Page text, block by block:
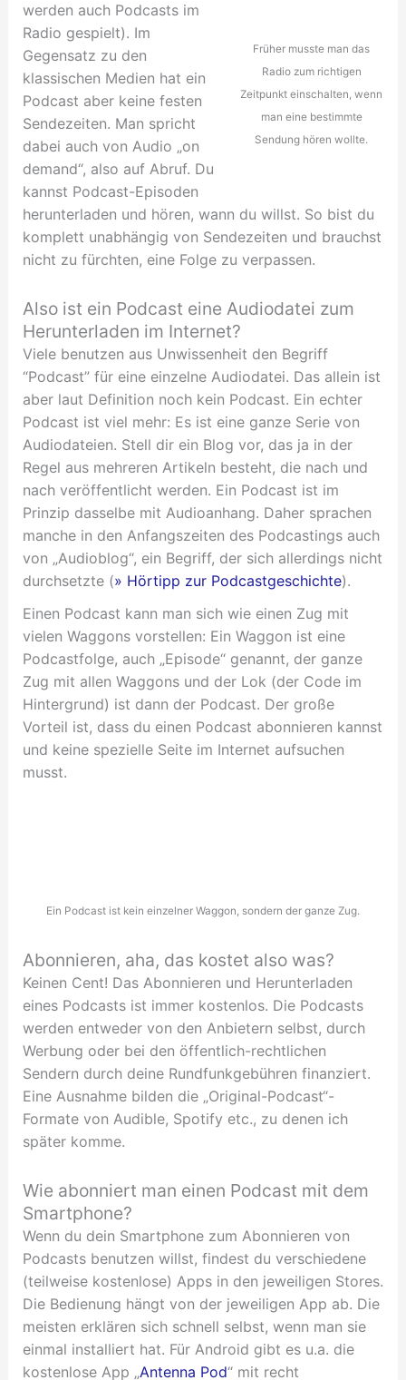
Früher musste man das
Radio zum richtigen
Zeitpunkt einschalten, wenn
man eine bestimmte
Sendung hören wollte.
werden auch Podcasts im
Radio gespielt). Im
Gegensatz zu den
klassischen Medien hat ein
Podcast aber keine festen
Sendezeiten. Man spricht
dabei auch von Audio „on
demand“, also auf Abruf. Du
kannst Podcast-Episoden
herunterladen und hören, wann du willst. So bist du
komplett unabhängig von Sendezeiten und brauchst
nicht zu fürchten, eine Folge zu verpassen.
Also ist ein Podcast eine Audiodatei zum
Herunterladen im Internet?
Viele benutzen aus Unwissenheit den Begriff
“Podcast” für eine einzelne Audiodatei. Das allein ist
aber laut Definition noch kein Podcast. Ein echter
Podcast ist viel mehr: Es ist eine ganze Serie von
Audiodateien. Stell dir ein Blog vor, das ja in der
Regel aus mehreren Artikeln besteht, die nach und
nach veröffentlicht werden. Ein Podcast ist im
Prinzip dasselbe mit Audioanhang. Daher sprachen
manche in den Anfangszeiten des Podcastings auch
von „Audioblog“, ein Begriff, der sich allerdings nicht
durchsetzte (» Hörtipp zur Podcastgeschichte).
Einen Podcast kann man sich wie einen Zug mit
vielen Waggons vorstellen: Ein Waggon ist eine
Podcastfolge, auch „Episode“ genannt, der ganze
Zug mit allen Waggons und der Lok (der Code im
Hintergrund) ist dann der Podcast. Der große
Vorteil ist, dass du einen Podcast abonnieren kannst
und keine spezielle Seite im Internet aufsuchen
musst.
Ein Podcast ist kein einzelner Waggon, sondern der ganze Zug.
Abonnieren, aha, das kostet also was?
Keinen Cent! Das Abonnieren und Herunterladen
eines Podcasts ist immer kostenlos. Die Podcasts
werden entweder von den Anbietern selbst, durch
Werbung oder bei den öffentlich-rechtlichen
Sendern durch deine Rundfunkgebühren finanziert.
Eine Ausnahme bilden die „Original-Podcast“-
Formate von Audible, Spotify etc., zu denen ich
später komme.
Wie abonniert man einen Podcast mit dem
Smartphone?
Wenn du dein Smartphone zum Abonnieren von
Podcasts benutzen willst, findest du verschiedene
(teilweise kostenlose) Apps in den jeweiligen Stores.
Die Bedienung hängt von der jeweiligen App ab. Die
meisten erklären sich schnell selbst, wenn man sie
einmal installiert hat. Für Android gibt es u.a. die
kostenlose App „Antenna Pod“ mit recht